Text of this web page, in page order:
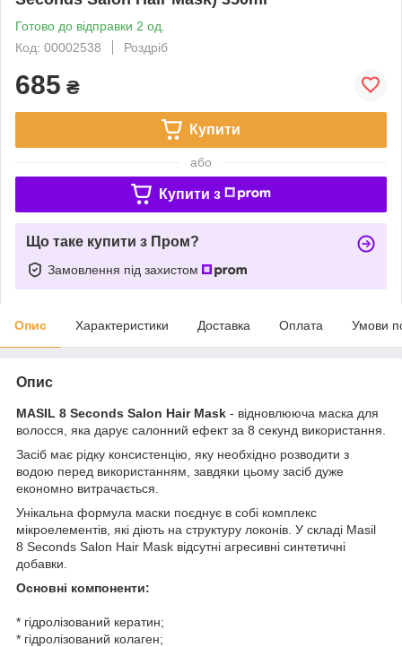
Готово до відправки 2 од.
Код: 00002538
Роздріб
685 ₴
Купити
або
Купити з
Що таке купити з Пром?
Замовлення під захистом
Опис Характеристики Доставка Оплата Умови
Опис
MASIL 8 Seconds Salon Hair Mask - відновлююча маска для
волосся, яка дарує салонний ефект за 8 секунд використання.
Засіб має рідку консистенцію, яку необхідно розводити з
водою перед використанням, завдяки цьому засіб дуже
економно витрачається.
Унікальна формула маски поєднує в собі комплекс
мікроелементів, які діють на структуру локонів. У складі Masil
8 Seconds Salon Hair Mask відсутні агресивні синтетичні
добавки.
Основні компоненти:
* гідролізований кератин;
* гідролізований колаген;